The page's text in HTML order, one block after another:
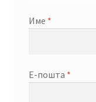
Име *
Е-пошта *